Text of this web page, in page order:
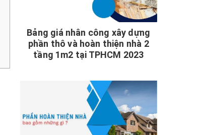
Bảng giá nhân công xây dựng
phần thô và hoàn thiện nhà 2
tầng 1m2 tại TPHCM 2023